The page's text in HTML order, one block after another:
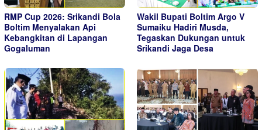
RMP Cup 2026: Srikandi Bola
Boltim Menyalakan Api
Kebangkitan di Lapangan
Gogaluman
Wakil Bupati Boltim Argo V
Sumaiku Hadiri Musda,
Tegaskan Dukungan untuk
Srikandi Jaga Desa